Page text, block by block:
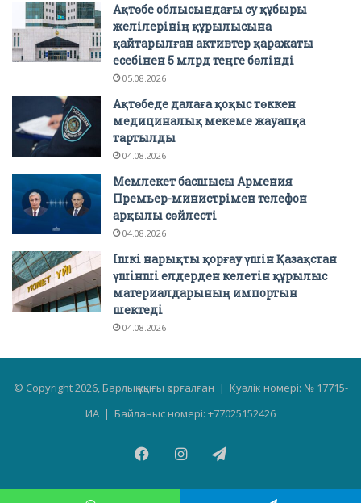
Ақтөбе облысындағы су құбыры
желілерінің құрылысына
қайтарылған активтер қаражаты
есебінен 5 млрд теңге бөлінді
05.08.2026
Ақтөбеде далаға қоқыс төккен
медициналық мекеме жауапқа
тартылды
04.08.2026
Мемлекет басшысы Армения
Премьер-министрімен телефон
арқылы сөйлесті
04.08.2026
Ішкі нарықты қорғау үшін Қазақстан
үшінші елдерден келетін құрылыс
материалдарының импортын
шектеді
04.08.2026
© Copyright 2026, Барлық құқығы қорғалған | Куәлік номері: № 17715-
ИА | Байланыс номері: +77025152426
FacebookInstagramTelegram